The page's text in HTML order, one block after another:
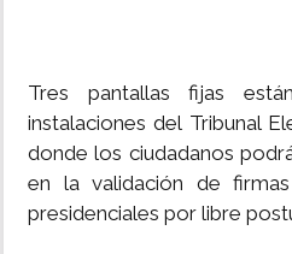
Tres pantallas fijas
instalaciones del Tribunal
donde los ciudadanos
en la validación de
presidenciales por libre